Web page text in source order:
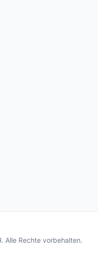
Alle Rechte vorbehalten.